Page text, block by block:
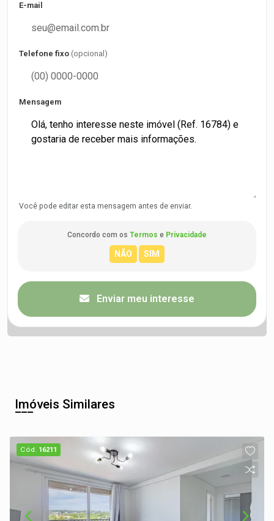
E-mail
Telefone fixo (opcional)
Mensagem
Você pode editar esta mensagem antes de enviar.
Concordo com os Termos e Privacidade
Enviar meu interesse
Imóveis Similares
Cód. 16211